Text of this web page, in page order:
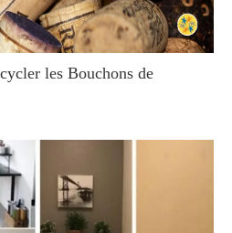
les Bouchons de